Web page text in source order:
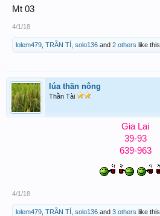
Mt 03
4/1/18
lolem479 TRẦN TÍ solo136 and 2 others like this.
lúa thần nông
Thần Tài
Gia Lai
39-93
639-963
4/1/18
lolem479 TRẦN TÍ solo136 and 3 others like this.